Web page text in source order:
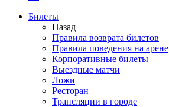
Билеты
Назад
Правила возврата билетов
Правила поведения на арене
Корпоративные билеты
Выездные матчи
Ложи
Ресторан
Трансляции в городе